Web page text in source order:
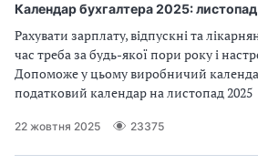
Календар бухгалтера 2025: листопад
Рахувати зарплату, відпускні та
час треба за будь-якої пори року і
Допоможе у цьому виробничий
податковий календар на листопад 2025
22 жовтня 2025 23375